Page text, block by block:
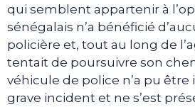
qui semblent appartenir à
sénégalais n’a bénéficié
policière et, tout au long de
tentait de poursuivre son
véhicule de police n’a pu
grave incident et ne s’est